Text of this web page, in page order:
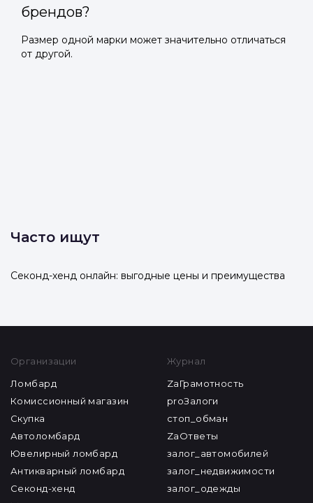
брендов?
Размер одной марки может значительно отличаться
от другой.
Часто ищут
Секонд-хенд онлайн: выгодные цены и преимущества
Организации
Ломбард
Комиссионный магазин
Скупка
Автоломбард
Ювелирный ломбард
Антикварный ломбард
Секонд-хенд
Журнал
ZaГрамотность
proЗалоги
стоп_обман
ZaОтветы
залог_автомобилей
залог_недвижимости
залог_одежды